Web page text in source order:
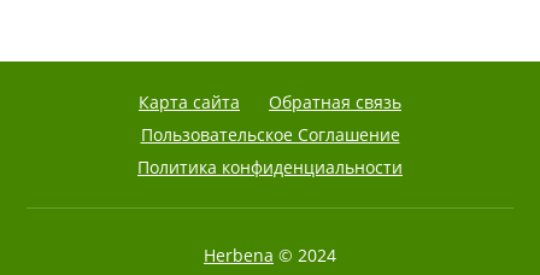
Карта сайта
Обратная связь
Пользовательское Соглашение
Политика конфиденциальности
Herbena © 2024